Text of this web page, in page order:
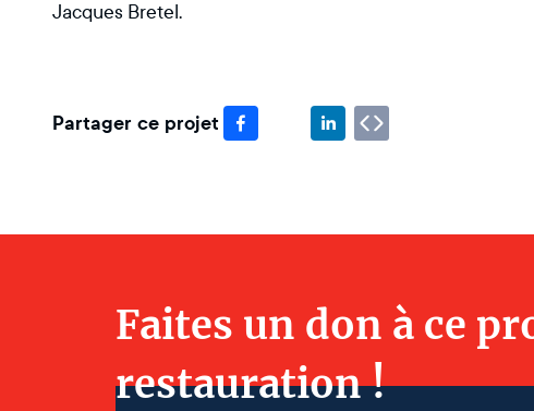
Jacques Bretel.
Partager ce projet
Faites un don à ce
restauration !